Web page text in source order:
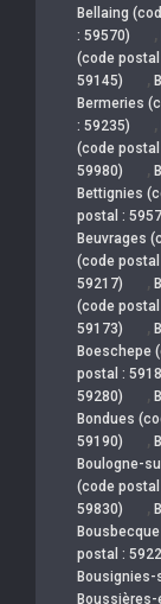
Bellaing
: 59570)
,
(code postal
59145)
,
Bermeries
: 59235)
,
(code postal
59980)
,
Bettignies
postal :
Beuvrages
(code postal
59217)
,
(code postal
59173)
,
Boeschepe
postal :
59280)
,
Bondues
59190)
,
Boulogne-
(code postal
59830)
,
postal :
Bousignies-
Boussières-